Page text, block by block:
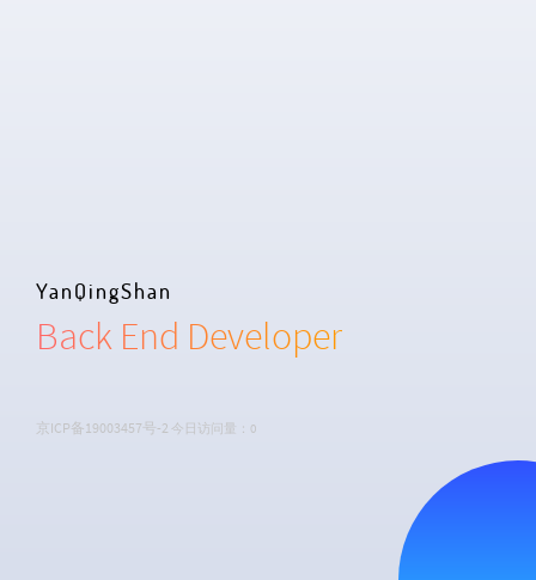
YanQingShan
Back End Developer
京ICP备19003457号-2 今日访问量：0